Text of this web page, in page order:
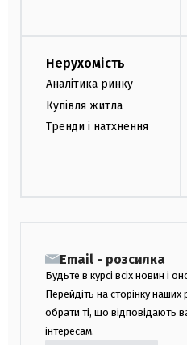
Нерухомість
Аналітика ринку
Купівля житла
Тренди і натхнення
Email - розсилка
Будьте в курсі всіх новин і
Перейдіть на сторінку
обрати ті, що відповідають
інтересам.